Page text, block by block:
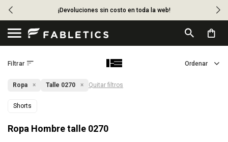
¡Devoluciones sin costo en toda la web!

Ropa Talle 0270 Quitar filtros
Shorts
Ropa Hombre talle 0270